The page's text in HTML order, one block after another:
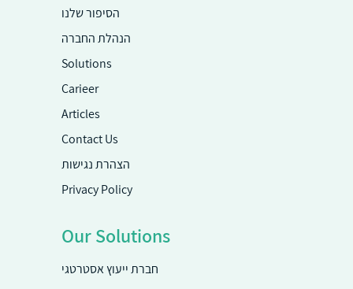
הסיפור שלנו
הנהלת החברה
Solutions
Carieer
Articles
Contact Us
הצהרת נגישות
Privacy Policy
Our Solutions
חברת ייעוץ אסטרטגי